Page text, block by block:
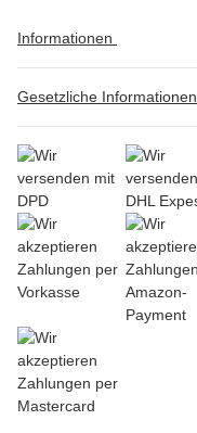
Informationen
Gesetzliche Informationen